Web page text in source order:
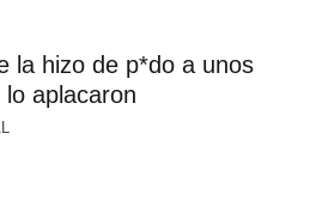
la hizo de p*do a unos
aplacaron